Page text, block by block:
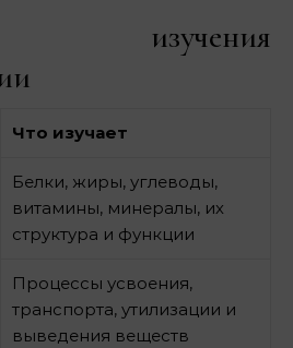
изучения
Что изучает
Белки, жиры, углеводы,
витамины, минералы, их
структура и функции
Процессы усвоения,
транспорта, утилизации и
выведения веществ